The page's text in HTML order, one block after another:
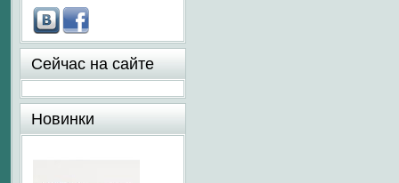
Сейчас на сайте
Новинки